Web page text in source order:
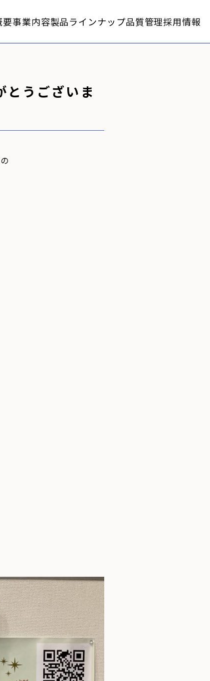
要事業内容製品ラインナップ品質管理採用情報
うございま